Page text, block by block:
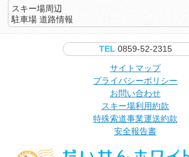
スキー場周辺
駐車場 道路情報
TEL0859-52-2315
サイトマップ
プライバシーポリシー
お問い合わせ
スキー場利用約款
特殊索道事業運送約款
安全報告書